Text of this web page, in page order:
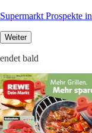
Supermarkt Prospekte
Weiter
endet bald